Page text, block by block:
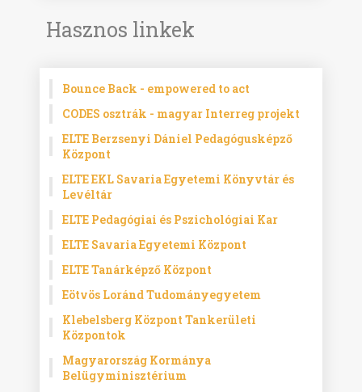
Hasznos linkek
Bounce Back - empowered to act
CODES osztrák - magyar Interreg projekt
ELTE Berzsenyi Dániel Pedagógusképző
Központ
ELTE EKL Savaria Egyetemi Könyvtár és
Levéltár
ELTE Pedagógiai és Pszichológiai Kar
ELTE Savaria Egyetemi Központ
ELTE Tanárképző Központ
Eötvös Loránd Tudományegyetem
Klebelsberg Központ Tankerületi
Központok
Magyarország Kormánya
Belügyminisztérium